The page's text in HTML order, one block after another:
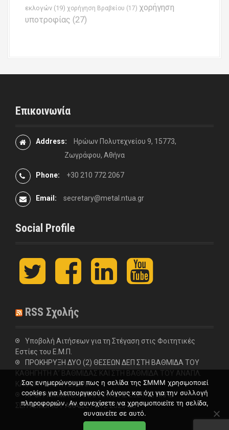
εκλογών (19) χορήγηση Βραβείου (17) χορήγηση
υποτροφίας (27)
Επικοινωνία
Address:
Ηρώων Πολυτεχνείου 9, 15773,
Ζωγράφου, Αθήνα
Phone: +30 210 772 2067
Email: secretary@metal.ntua.gr
Social Profile
t
i
e
r
F
c
o
L
n
I
y
u
e
RSS Σχολής
Υποβολή Αιτήσεων για τη Στέγαση στις Φοιτητικές
Εστίες του Ε.Μ.Π.
ΠΡΟΚΗΡΥΞΗ ΔΥΟ (2) ΘΕΣΕΩΝ ΔΕΠ ΣΤΗ ΒΑΘΜΙΔΑ ΤΟΥ
ΚΑΘΗΓΗΤΗ Α’ ΒΑΘΜΙΔΑΣ ΚΑΙ ΣΤΗ ΒΑΘΜΙΔΑ ΤΟΥ ΑΝΑΠΛ.
ΚΑΘΗΓΗΤΗ ΣΤΗ ΣΧΟΛΗ
ΠΡΟΓΡΑΜΜΑ ΕΠΑΝΑΛΗΠΤΙΚΗΣ ΕΞΕΤΑΣΤΙΚΗΣ
ΣΕΠΤΕΜΒΡΙΟΥ ΑΚΑΔ.ΕΤΟΥΣ 2025-26
Σας ενημερώνουμε πως η σελίδα της ΣΜΜΜ χρησιμοποιεί
cookies για λειτουργικούς λόγους και όχι για την συλλογή
πληροφοριών. Αν συνεχίσετε να χρησιμοποιείτε τη σελίδα,
συναινείτε σε αυτό.